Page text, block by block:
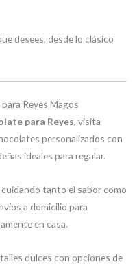
desees, desde lo clásico
Reyes Magos
para Reyes, visita
personalizados con
ideales para regalar.
cuidando tanto el sabor como
a domicilio para
en casa.
dulces con opciones de